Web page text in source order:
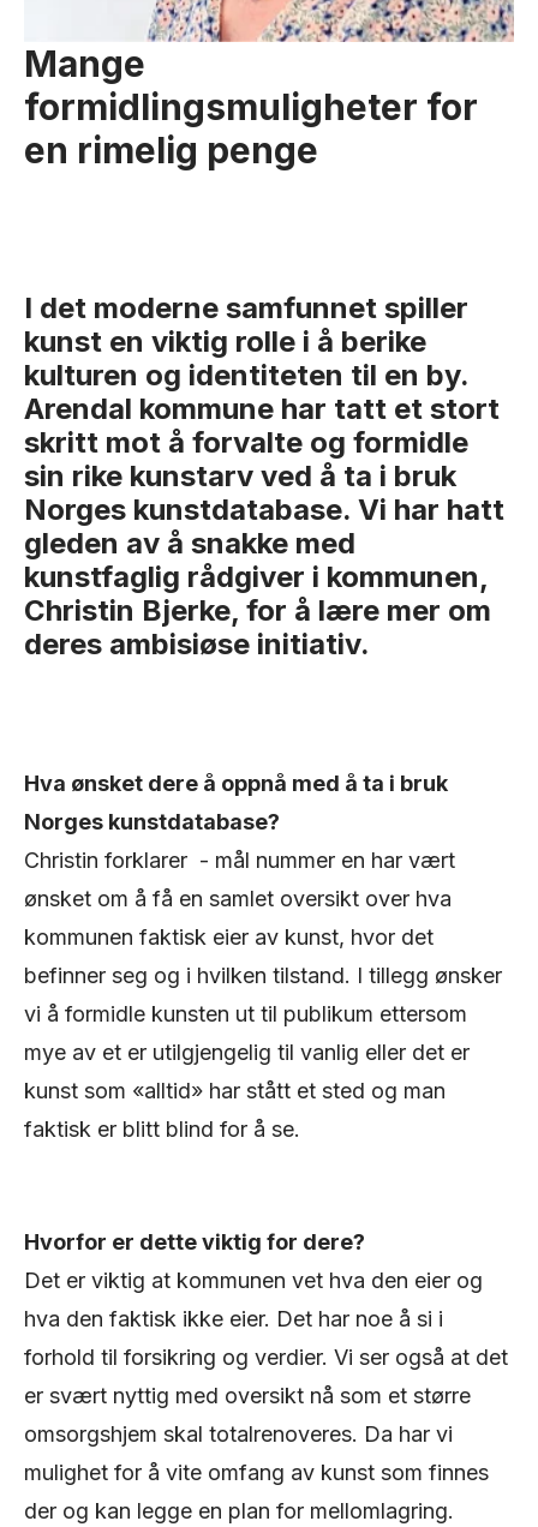
Mange
formidlingsmuligheter for
en rimelig penge
I det moderne samfunnet spiller
kunst en viktig rolle i å berike
kulturen og identiteten til en by.
Arendal kommune har tatt et stort
skritt mot å forvalte og formidle
sin rike kunstarv ved å ta i bruk
Norges kunstdatabase. Vi har hatt
gleden av å snakke med
kunstfaglig rådgiver i kommunen,
Christin Bjerke, for å lære mer om
deres ambisiøse initiativ.
Hva ønsket dere å oppnå med å ta i bruk
Norges kunstdatabase?
Christin forklarer - mål nummer en har vært
ønsket om å få en samlet oversikt over hva
kommunen faktisk eier av kunst, hvor det
befinner seg og i hvilken tilstand. I tillegg ønsker
vi å formidle kunsten ut til publikum ettersom
mye av et er utilgjengelig til vanlig eller det er
kunst som «alltid» har stått et sted og man
faktisk er blitt blind for å se.
Hvorfor er dette viktig for dere?
Det er viktig at kommunen vet hva den eier og
hva den faktisk ikke eier. Det har noe å si i
forhold til forsikring og verdier. Vi ser også at det
er svært nyttig med oversikt nå som et større
omsorgshjem skal totalrenoveres. Da har vi
mulighet for å vite omfang av kunst som finnes
der og kan legge en plan for mellomlagring.